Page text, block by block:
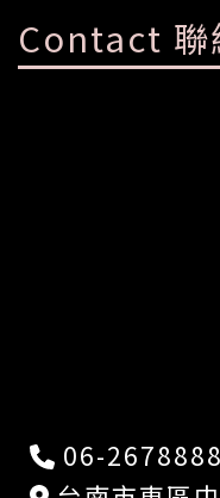
Contact 聯
06-2678888